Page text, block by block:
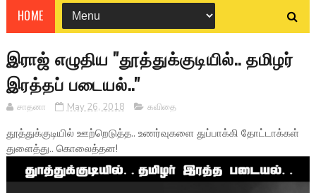
HOME
இராஜ் எழுதிய ''தூத்துக்குடியில்.. தமிழர்
இரத்தப் படையல்..''
சாதனா May 26, 2018 கவிதை
தூத்துக்குடியில் ஊற்றெடுத்த.. உணர்வுகளை துப்பாக்கி தோட்டாக்கள்
துளைத்து.. கொலைத்தன!